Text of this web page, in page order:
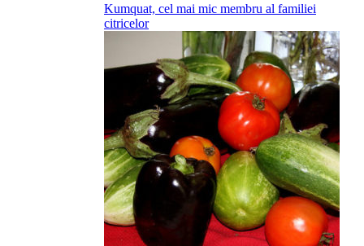
Kumquat, cel mai mic membru al familiei
citricelor